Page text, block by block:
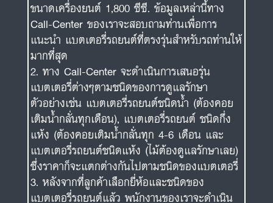
ขนาดเครื่องยนต์ 1,800 ซีซี. ข้อมูลเหล่านี้ทาง
Call-Center ของเราจะสอบถามท่านเพื่อการ
แนะนำ แบตเตอรี่รถยนต์ที่ตรงรุ่นสำหรับรถท่านให้
มากที่สุด
ทาง Call-Center จะดำเนินการเสนอรุ่น
แบตเตอรี่ต่างๆตามชนิดของการดูแลรักษา
ตัวอย่างเช่น แบตเตอรี่รถยนต์ชนิดน้ำ (ต้องคอย
เติมน้ำกลั่นทุกเดือน), แบตเตอรี่รถยนต์ ชนิดกึ่ง
แห้ง (ต้องคอยเติมน้ำกลั่นทุก 4-6 เดือน และ
แบตเตอรี่รถยนต์ชนิดแห้ง (ไม้ต้องดูแลรักษาเลย)
ซึ่งราคาก็จะแตกต่างกันไปตามชนิดของแบตเตอรี่
หลังจากที่ลูกค้าเลือกยี่ห้อและชนิดของ
แบตเตอรี่รถยนต์แล้ว พนักงานของเราจะดำเนิน